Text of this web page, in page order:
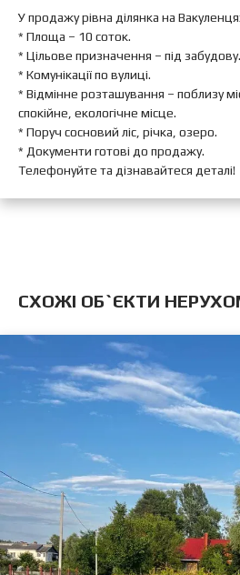
У продажу рівна ділянка на
* Площа – 10 соток.
* Цільове призначення – під забудову.
* Комунікації по вулиці.
* Відмінне розташування – поблизу
спокійне, екологічне місце.
* Поруч сосновий ліс, річка, озеро.
* Документи готові до продажу.
Телефонуйте та дізнавайтеся деталі!
CХОЖІ ОБ`ЄКТИ